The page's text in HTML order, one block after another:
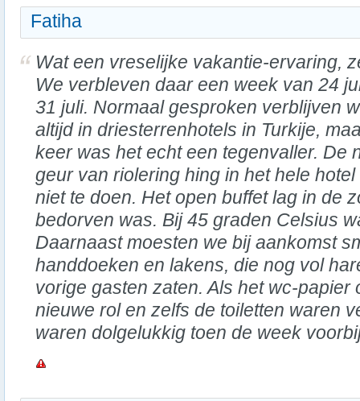
Fatiha
Wat een vreselijke vakantie-ervaring,
We verbleven daar een week van 24
31 juli. Normaal gesproken verblijven
altijd in driesterrenhotels in Turkije,
keer was het echt een tegenvaller. De
geur van riolering hing in het hele
niet te doen. Het open buffet lag in de
bedorven was. Bij 45 graden Celsius
Daarnaast moesten we bij aankomst
handdoeken en lakens, die nog vol
vorige gasten zaten. Als het wc-papier
nieuwe rol en zelfs de toiletten waren
waren dolgelukkig toen de week